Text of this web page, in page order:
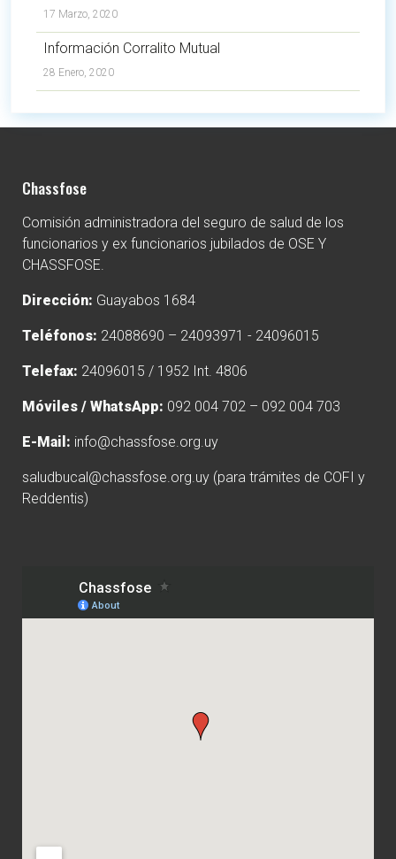
17 Marzo, 2020
Información Corralito Mutual
28 Enero, 2020
Chassfose
Comisión administradora del seguro de salud de los
funcionarios y ex funcionarios jubilados de OSE Y
CHASSFOSE.
Dirección: Guayabos 1684
Teléfonos: 24088690 – 24093971 - 24096015
Telefax: 24096015 / 1952 Int. 4806
Móviles / WhatsApp: 092 004 702 – 092 004 703
E-Mail: info@chassfose.org.uy
saludbucal@chassfose.org.uy(para trámites de COFI y
Reddentis)